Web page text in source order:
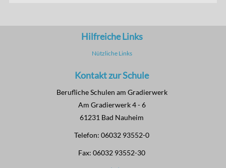
Hilfreiche Links
Nützliche Links
Kontakt zur Schule
Berufliche Schulen am Gradierwerk
Am Gradierwerk 4 - 6
61231 Bad Nauheim
Telefon: 06032 93552-0
Fax: 06032 93552-30